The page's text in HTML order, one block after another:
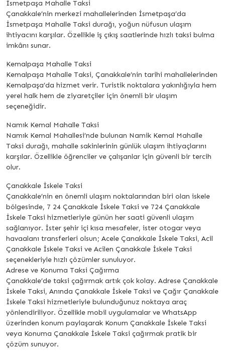
İsmetpaşa Mahalle Taksi
Çanakkale’nin merkezi mahallelerinden İsmetpaşa’da
İsmetpaşa Mahalle Taksi durağı, yoğun nüfusun ulaşım
ihtiyacını karşılar. Özellikle iş çıkış saatlerinde hızlı taksi bulma
imkânı sunar.
Kemalpaşa Mahalle Taksi
Kemalpaşa Mahalle Taksi, Çanakkale’nin tarihi mahallelerinden
Kemalpaşa’da hizmet verir. Turistik noktalara yakınlığıyla hem
yerel halk hem de ziyaretçiler için önemli bir ulaşım
seçeneğidir.
Namık Kemal Mahalle Taksi
Namık Kemal Mahallesi’nde bulunan Namik Kemal Mahalle
Taksi durağı, mahalle sakinlerinin günlük ulaşım ihtiyaçlarını
karşılar. Özellikle öğrenciler ve çalışanlar için güvenli bir tercih
olur.
Çanakkale İskele Taksi
Çanakkale’nin en önemli ulaşım noktalarından biri olan iskele
bölgesinde, 7 24 Çanakkale İskele Taksi ve 724 Çanakkale
İskele Taksi hizmetleriyle günün her saati güvenli ulaşım
sağlanıyor. İster şehir içi kısa mesafeler, ister otogar veya
havaalanı transferleri olsun; Acele Çanakkale İskele Taksi, Acil
Çanakkale İskele Taksi ve Acilen Çanakkale İskele Taksi
seçenekleriyle hızlı çözümler sunuluyor.
Adrese ve Konuma Taksi Çağırma
Çanakkale’de taksi çağırmak artık çok kolay. Adrese Çanakkale
İskele Taksi, Anında Çanakkale İskele Taksi ve Çağır Çanakkale
İskele Taksi hizmetleriyle bulunduğunuz noktaya araç
yönlendiriliyor. Özellikle mobil uygulamalar ve WhatsApp
üzerinden konum paylaşarak Konum Çanakkale İskele Taksi
veya Konuma Çanakkale İskele Taksi çağırmak pratik bir
çözüm sunuyor.